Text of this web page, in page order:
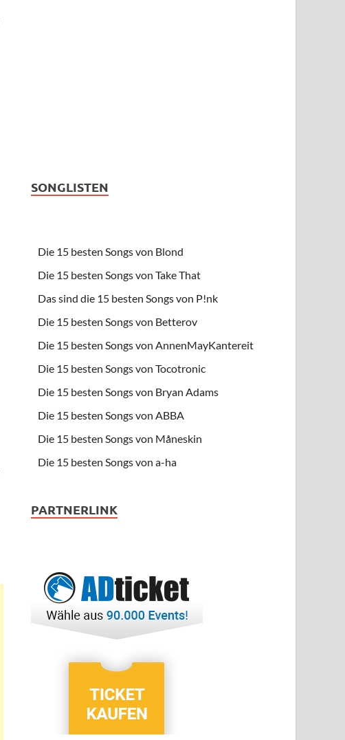
SONGLISTEN
Die 15 besten Songs von Blond
Die 15 besten Songs von Take That
Das sind die 15 besten Songs von P!nk
Die 15 besten Songs von Betterov
Die 15 besten Songs von AnnenMayKantereit
Die 15 besten Songs von Tocotronic
Die 15 besten Songs von Bryan Adams
Die 15 besten Songs von ABBA
Die 15 besten Songs von Måneskin
Die 15 besten Songs von a-ha
PARTNERLINK